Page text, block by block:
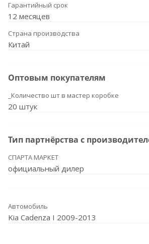
Гарантийный срок
12 месяцев
Страна производства
Китай
Оптовым покупателям
_Количество шт в мастер коробке
20 штук
Тип партнёрства с
СПАРТА МАРКЕТ
официальный дилер
Автомобиль
Kia Cadenza I 2009-2013